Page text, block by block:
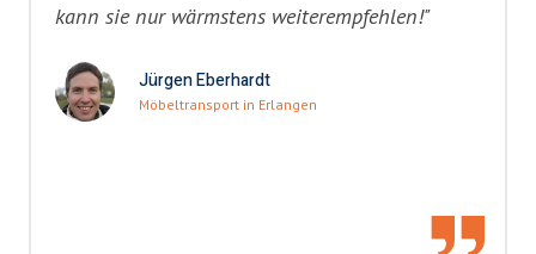
kann sie nur wärmstens weiterempfehlen!"
Jürgen Eberhardt
Möbeltransport in Erlangen